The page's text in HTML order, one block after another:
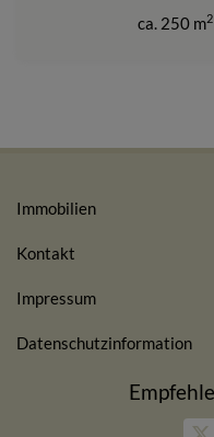
ca. 250 m2
Immobilien
Kontakt
Impressum
Datenschutzinformation